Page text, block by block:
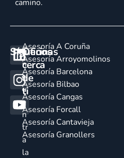
camino.
Síguenos
Oficinas
cerca
de
ti
E
n
c
u
e
n
tr
a
la
Asesoría A Coruña
Asesoría Arroyomolinos
Asesoría Barcelona
Asesoría Bilbao
Asesoría Cangas
Asesoría Forcall
Asesoría Cantavieja
Asesoría Granollers